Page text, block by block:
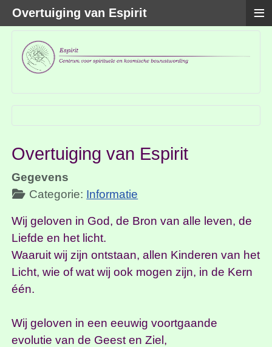
Overtuiging van Espirit
Gegevens
Categorie: Informatie
Wij geloven in God, de Bron van alle leven, de
Liefde en het licht.
Waaruit wij zijn ontstaan, allen Kinderen van het
Licht, wie of wat wij ook mogen zijn, in de Kern
één.
Wij geloven in een eeuwig voortgaande
evolutie van de Geest en Ziel,
Overtuiging van Espirit ≡